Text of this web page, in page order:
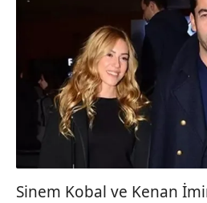
Sinem Kobal ve Kenan